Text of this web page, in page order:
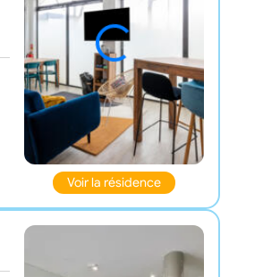
Voir la résidence